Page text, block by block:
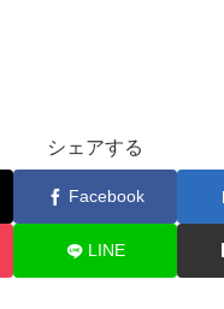
シェアする
Facebook
LINE